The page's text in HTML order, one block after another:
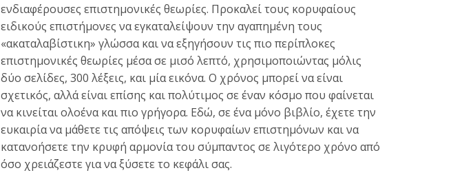
ενδιαφέρουσες επιστημονικές θεωρίες. Προκαλεί τους κορυφαίους
ειδικούς επιστήμονες να εγκαταλείψουν την αγαπημένη τους
«ακαταλαβίστικη» γλώσσα και να εξηγήσουν τις πιο περίπλοκες
επιστημονικές θεωρίες μέσα σε μισό λεπτό, χρησιμοποιώντας μόλις
δύο σελίδες, 300 λέξεις, και μία εικόνα. Ο χρόνος μπορεί να είναι
σχετικός, αλλά είναι επίσης και πολύτιμος σε έναν κόσμο που φαίνεται
να κινείται ολοένα και πιο γρήγορα. Εδώ, σε ένα μόνο βιβλίο, έχετε την
ευκαιρία να μάθετε τις απόψεις των κορυφαίων επιστημόνων και να
κατανοήσετε την κρυφή αρμονία του σύμπαντος σε λιγότερο χρόνο από
όσο χρειάζεστε για να ξύσετε το κεφάλι σας.